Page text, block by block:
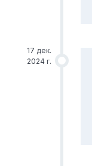
17 дек.
2024 г.